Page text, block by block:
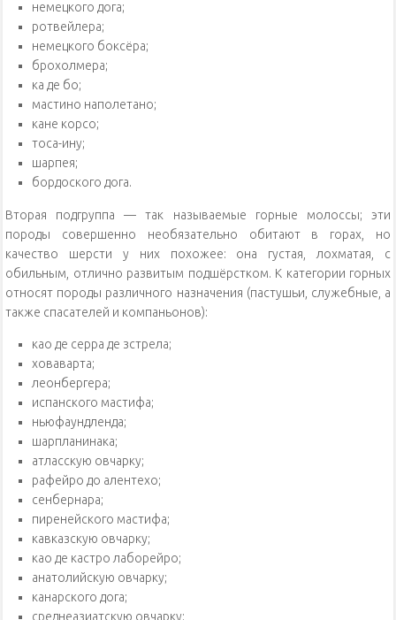
немецкого дога;
ротвейлера;
немецкого боксёра;
брохолмера;
ка де бо;
мастино наполетано;
кане корсо;
тоса-ину;
шарпея;
бордоского дога.
Вторая подгруппа — так называемые горные молоссы; эти
породы совершенно необязательно обитают в горах, но
качество шерсти у них похожее: она густая, лохматая, с
обильным, отлично развитым подшёрстком. К категории горных
относят породы различного назначения (пастушьи, служебные, а
также спасателей и компаньонов):
као де серра де зстрела;
ховаварта;
леонбергера;
испанского мастифа;
ньюфаундленда;
шарпланинака;
атласскую овчарку;
рафейро до алентехо;
сенбернара;
пиренейского мастифа;
кавказскую овчарку;
као де кастро лаборейро;
анатолийскую овчарку;
канарского дога;
среднеазиатскую овчарку;